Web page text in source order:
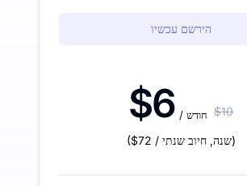
הירשם עכשיו
$6 / חודש $10
($72 / שנה, חיוב שנתי )